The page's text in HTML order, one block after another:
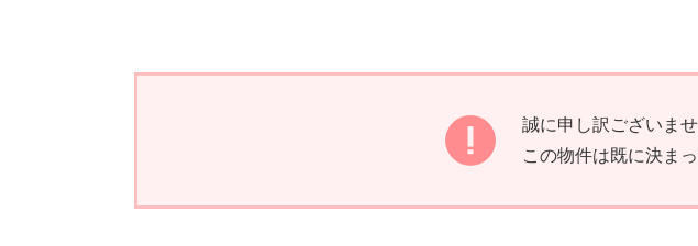
誠に申し訳ございませ
この物件は既に決ま